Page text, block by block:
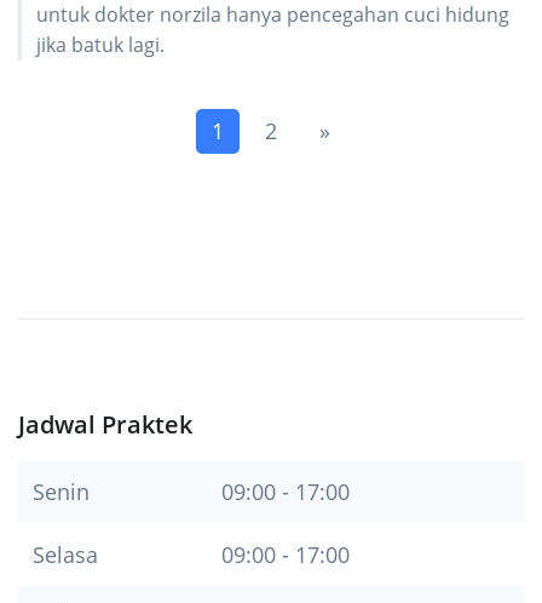
untuk dokter norzila hanya pencegahan cuci hidung
jika batuk lagi.
1 (current)
2 »Next
Jadwal Praktek
Senin 09:00 - 17:00
Selasa 09:00 - 17:00